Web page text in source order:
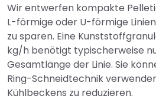
Wir entwerfen kompakte
L-förmige oder U-förmige
zu sparen. Eine
kg/h benötigt typischerweise
Gesamtlänge der Linie. Sie
Ring-Schneidtechnik
Kühlbeckens zu reduzieren.